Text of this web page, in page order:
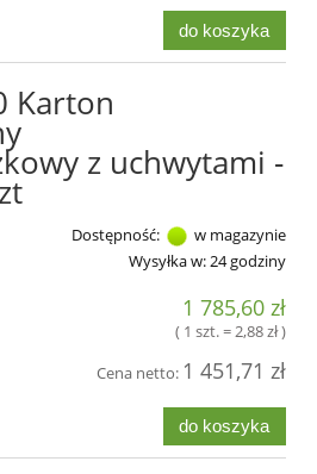
do koszyka
Karton
z uchwytami -
Dostępność:
w magazynie
Wysyłka w:24 godziny
1 785,60 zł
( 1 szt. = 2,88 zł )
Cena netto: 1 451,71 zł
do koszyka